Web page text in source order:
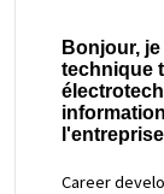
Bonjour,
technique
Career